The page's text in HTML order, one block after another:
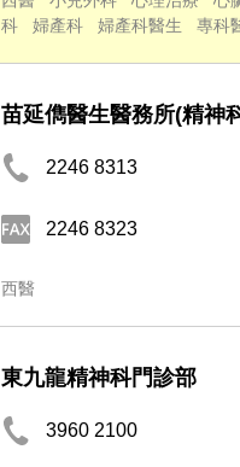
科
婦產科 婦產科醫生 專科
苗延儁醫生醫務所(精神
2246 8313
2246 8323
西醫
東九龍精神科門診部
3960 2100